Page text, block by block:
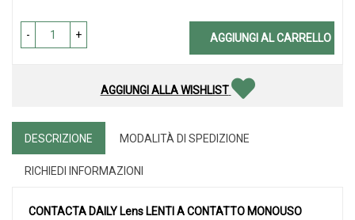
- + AGGIUNGI AL CARRELLO
AGGIUNGI ALLA WISHLIST
DESCRIZIONE MODALITÀ DI SPEDIZIONE
RICHIEDI INFORMAZIONI
CONTACTA DAILY Lens LENTI A CONTATTO MONOUSO